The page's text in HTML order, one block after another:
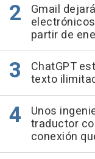
Gmail
partir de
ChatGPT
texto
Unos
traductor
conexión